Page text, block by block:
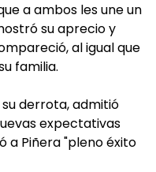
a ambos les une un
su aprecio y
al igual que
familia.
derrota, admitió
expectativas
a Piñera "pleno éxito